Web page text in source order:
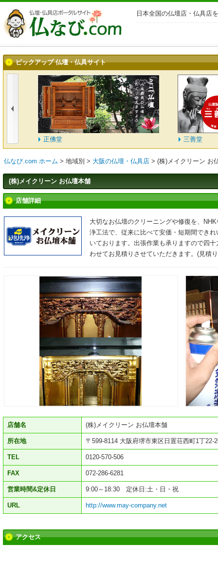
日本全国の仏壇店・仏具店
ピックアップ 仏壇・仏具サイト
正佛堂 三善堂
仏なび.com ホーム > 地域別 > 大阪の仏壇・仏具店 > (株)メイクリーン お
(株)メイクリーン お仏壇本舗
店舗詳細
大切なお仏壇のクリーニングや修復を、
浄工法で、従来に比べて安価・短期間でき
いております。出張作業も承りますので四
わせてお見積りさせていただきます。(見積
店舗名 (株)メイクリーン お仏壇本舗
所在地 〒599-8114 大阪府堺市東区日置荘西町1丁22-
TEL 0120-570-506
FAX 072-286-6281
営業時間&定休日 9:00～18:30 定休日:土・日・祝
URL http://www.may-company.net
アクセス